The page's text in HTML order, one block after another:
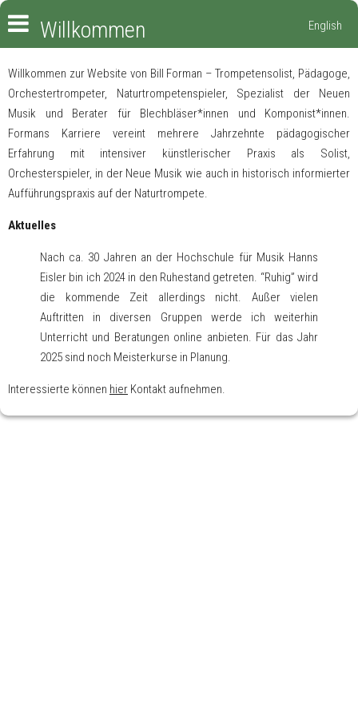
English
Willkommen
Willkommen zur Website von Bill Forman – Trompetensolist, Pädagoge,
Orchestertrompeter, Naturtrompetenspieler, Spezialist der Neuen
Musik und Berater für Blechbläser*innen und Komponist*innen.
Formans Karriere vereint mehrere Jahrzehnte pädagogischer
Erfahrung mit intensiver künstlerischer Praxis als Solist,
Orchesterspieler, in der Neue Musik wie auch in historisch informierter
Aufführungspraxis auf der Naturtrompete.
Aktuelles
Nach ca. 30 Jahren an der Hochschule für Musik Hanns
Eisler bin ich 2024 in den Ruhestand getreten. “Ruhig” wird
die kommende Zeit allerdings nicht. Außer vielen
Auftritten in diversen Gruppen werde ich weiterhin
Unterricht und Beratungen online anbieten. Für das Jahr
2025 sind noch Meisterkurse in Planung.
Interessierte können hier Kontakt aufnehmen.